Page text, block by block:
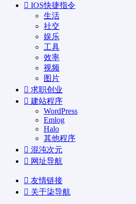
IOS快捷指令
生活
社交
娱乐
工具
效率
视频
图片
求职创业
建站程序
WordPress
Emlog
Halo
其他程序
混沌次元
网址导航
友情链接
关于柒导航